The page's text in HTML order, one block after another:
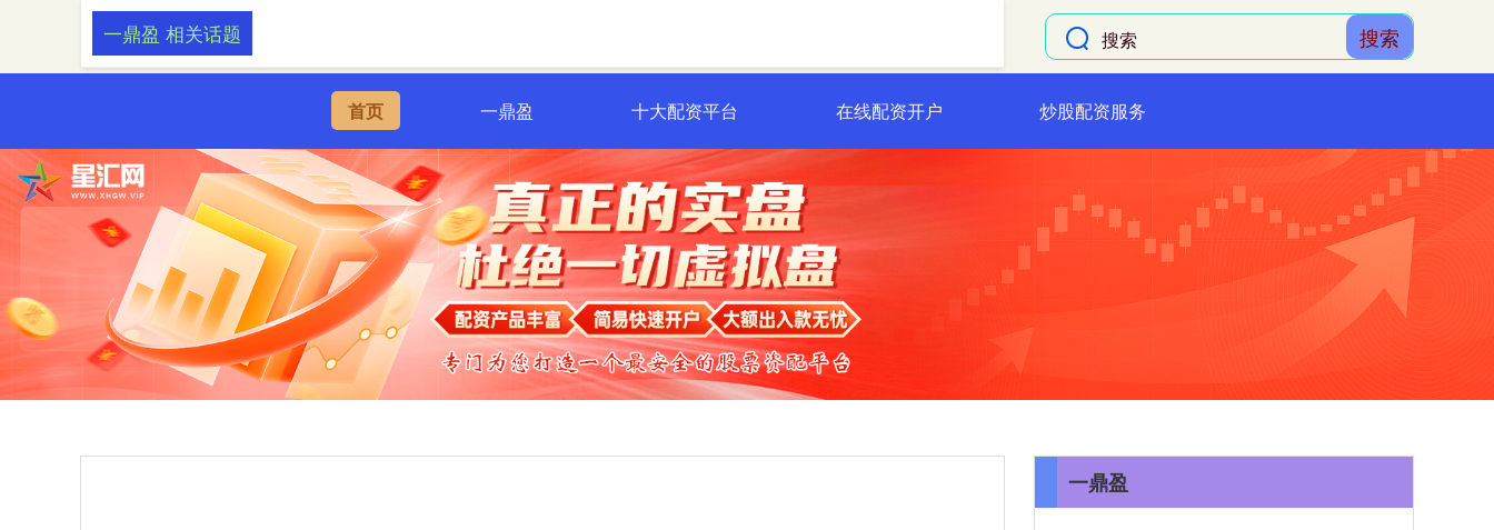
搜索
首页 一鼎盈 十大配资平台 在线配资开户 炒股配资服务
一鼎盈 相关话题
一鼎盈